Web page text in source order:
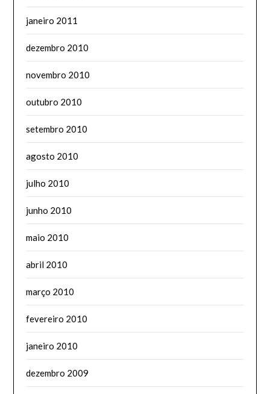
janeiro 2011
dezembro 2010
novembro 2010
outubro 2010
setembro 2010
agosto 2010
julho 2010
junho 2010
maio 2010
abril 2010
março 2010
fevereiro 2010
janeiro 2010
dezembro 2009